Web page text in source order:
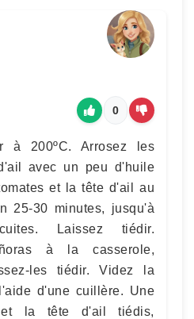
0
à 200ºC. Arrosez les
avec un peu d'huile
et la tête d'ail au
25-30 minutes, jusqu'à
Laissez tiédir.
à la casserole,
les tiédir. Videz la
d'une cuillère. Une
la tête d'ail tiédis,